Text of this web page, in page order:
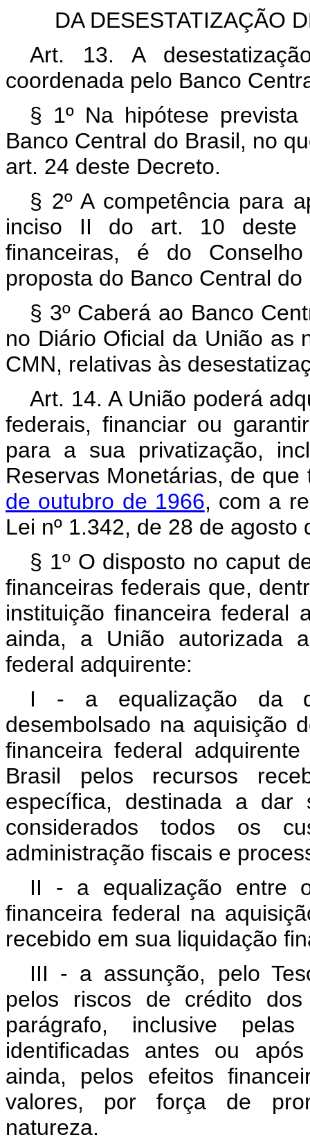
DA DESESTATIZAÇÃO
Art. 13. A
coordenada pelo Banco
§ 1º Na hipótese
Banco Central do Brasil, no
art. 24 deste Decreto.
§ 2º A competência para
inciso II do art. 10 deste
financeiras, é do
proposta do Banco Central do
§ 3º Caberá ao Banco
no Diário Oficial da União as
CMN, relativas às
Art. 14. A União poderá
federais, financiar ou
para a sua privatização,
Reservas Monetárias, de
de outubro de 1966, com a
Lei nº 1.342, de 28 de agosto
§ 1º O disposto no caput
financeiras federais que,
instituição financeira federal
ainda, a União autorizada
federal adquirente:
I - a equalização da
desembolsado na aquisição
financeira federal
Brasil pelos recursos
específica, destinada a
considerados todos os
administração fiscais e
II - a equalização entre
financeira federal na
recebido em sua liquidação
III - a assunção, pelo
pelos riscos de crédito
parágrafo, inclusive
identificadas antes ou
ainda, pelos efeitos
valores, por força de
natureza.